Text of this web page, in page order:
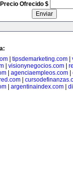
Precio Ofrecido $
tipsdemarketing.com
visionynegocios.com
| agenciaempleos.com|
|
| argentinaindex.com|